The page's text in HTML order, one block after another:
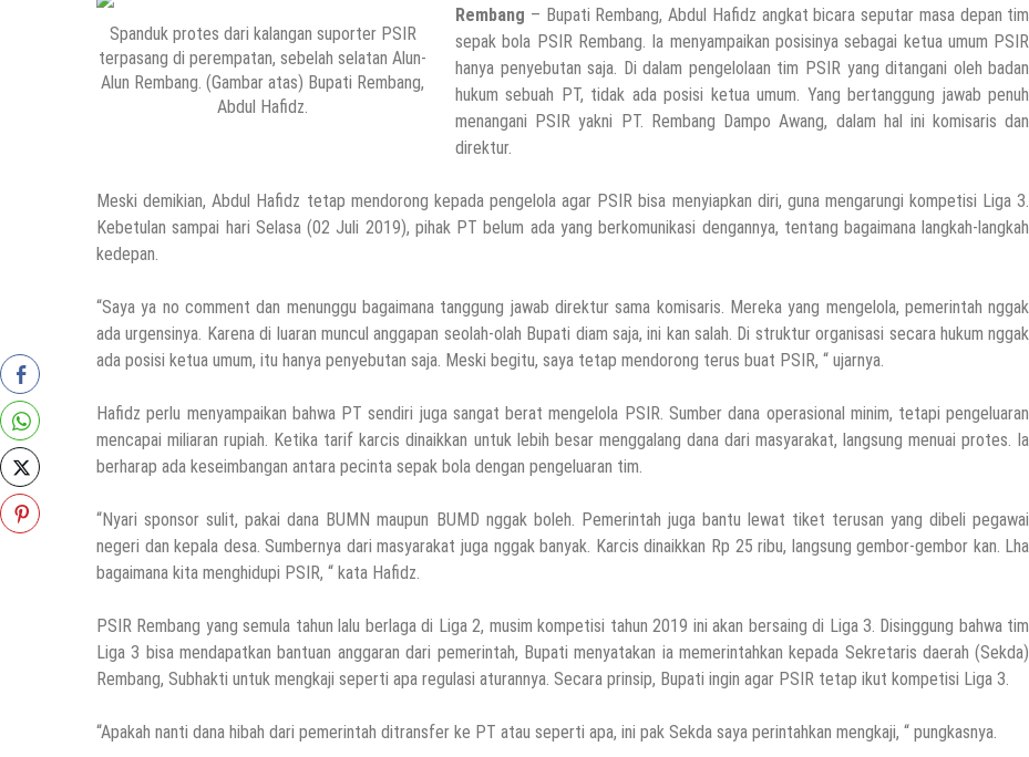
Spanduk protes dari kalangan suporter PSIR
terpasang di perempatan, sebelah selatan Alun-
Alun Rembang. (Gambar atas) Bupati Rembang,
Abdul Hafidz.
Rembang – Bupati Rembang, Abdul Hafidz angkat bicara seputar masa depan tim
sepak bola PSIR Rembang. Ia menyampaikan posisinya sebagai ketua umum PSIR
hanya penyebutan saja. Di dalam pengelolaan tim PSIR yang ditangani oleh badan
hukum sebuah PT, tidak ada posisi ketua umum. Yang bertanggung jawab penuh
menangani PSIR yakni PT. Rembang Dampo Awang, dalam hal ini komisaris dan
direktur.
Meski demikian, Abdul Hafidz tetap mendorong kepada pengelola agar PSIR bisa menyiapkan diri, guna mengarungi kompetisi Liga 3.
Kebetulan sampai hari Selasa (02 Juli 2019), pihak PT belum ada yang berkomunikasi dengannya, tentang bagaimana langkah-langkah
kedepan.
“Saya ya no comment dan menunggu bagaimana tanggung jawab direktur sama komisaris. Mereka yang mengelola, pemerintah nggak
ada urgensinya. Karena di luaran muncul anggapan seolah-olah Bupati diam saja, ini kan salah. Di struktur organisasi secara hukum nggak
ada posisi ketua umum, itu hanya penyebutan saja. Meski begitu, saya tetap mendorong terus buat PSIR, “ ujarnya.
Hafidz perlu menyampaikan bahwa PT sendiri juga sangat berat mengelola PSIR. Sumber dana operasional minim, tetapi pengeluaran
mencapai miliaran rupiah. Ketika tarif karcis dinaikkan untuk lebih besar menggalang dana dari masyarakat, langsung menuai protes. Ia
berharap ada keseimbangan antara pecinta sepak bola dengan pengeluaran tim.
“Nyari sponsor sulit, pakai dana BUMN maupun BUMD nggak boleh. Pemerintah juga bantu lewat tiket terusan yang dibeli pegawai
negeri dan kepala desa. Sumbernya dari masyarakat juga nggak banyak. Karcis dinaikkan Rp 25 ribu, langsung gembor-gembor kan. Lha
bagaimana kita menghidupi PSIR, “ kata Hafidz.
PSIR Rembang yang semula tahun lalu berlaga di Liga 2, musim kompetisi tahun 2019 ini akan bersaing di Liga 3. Disinggung bahwa tim
Liga 3 bisa mendapatkan bantuan anggaran dari pemerintah, Bupati menyatakan ia memerintahkan kepada Sekretaris daerah (Sekda)
Rembang, Subhakti untuk mengkaji seperti apa regulasi aturannya. Secara prinsip, Bupati ingin agar PSIR tetap ikut kompetisi Liga 3.
“Apakah nanti dana hibah dari pemerintah ditransfer ke PT atau seperti apa, ini pak Sekda saya perintahkan mengkaji, “ pungkasnya.